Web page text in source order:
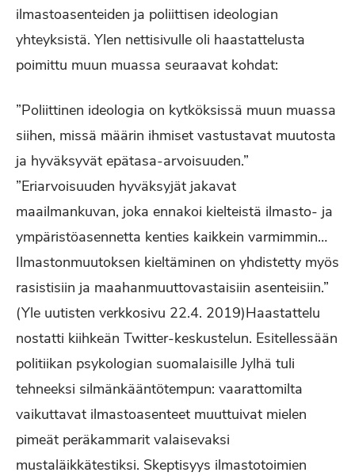
ilmastoasenteiden ja poliittisen ideologian
yhteyksistä. Ylen nettisivulle oli haastattelusta
poimittu muun muassa seuraavat kohdat:
”Poliittinen ideologia on kytköksissä muun muassa
siihen, missä määrin ihmiset vastustavat muutosta
ja hyväksyvät epätasa-arvoisuuden.”
”Eriarvoisuuden hyväksyjät jakavat
maailmankuvan, joka ennakoi kielteistä ilmasto- ja
ympäristöasennetta kenties kaikkein varmimmin…
Ilmastonmuutoksen kieltäminen on yhdistetty myös
rasistisiin ja maahanmuuttovastaisiin asenteisiin.”
(Yle uutisten verkkosivu 22.4. 2019)Haastattelu
nostatti kiihkeän Twitter-keskustelun. Esitellessään
politiikan psykologian suomalaisille Jylhä tuli
tehneeksi silmänkääntötempun: vaarattomilta
vaikuttavat ilmastoasenteet muuttuivat mielen
pimeät peräkammarit valaisevaksi
mustaläikkätestiksi. Skeptisyys ilmastotoimien